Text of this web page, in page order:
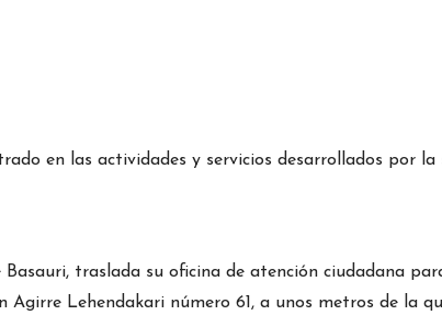
en las actividades y servicios desarrollados por la
traslada su oficina de atención ciudadana
Lehendakari número 61, a unos metros de la